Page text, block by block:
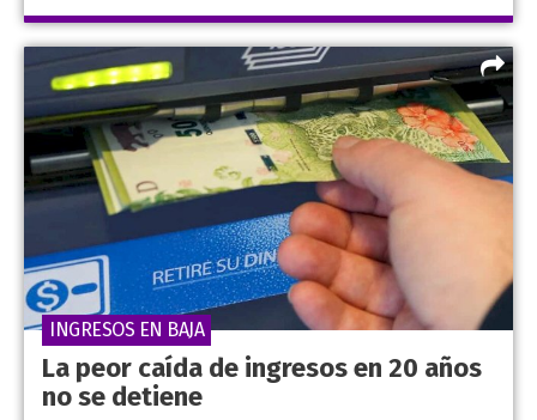
La peor caída de ingresos en 20 años
no se detiene
INGRESOS EN BAJA